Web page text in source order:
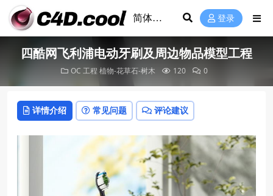
登录
四酷网飞利浦电动牙刷及周边物品模型工程
OC 工程 植物-花草石-树木 120 0
详情介绍 常见问题 评论建议